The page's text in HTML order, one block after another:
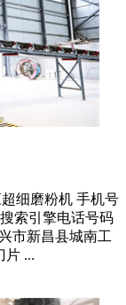
细磨粉机 手机号
索引擎电话号码
市新昌县城南工
片 ...